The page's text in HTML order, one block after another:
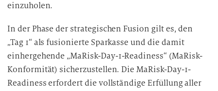
einzuholen.
In der Phase der strategischen Fusion gilt es, den
„Tag 1“ als fusionierte Sparkasse und die damit
einhergehende „MaRisk-Day-1-Readiness“ (MaRisk-
Konformität) sicherzustellen. Die MaRisk-Day-1-
Readiness erfordert die vollständige Erfüllung aller